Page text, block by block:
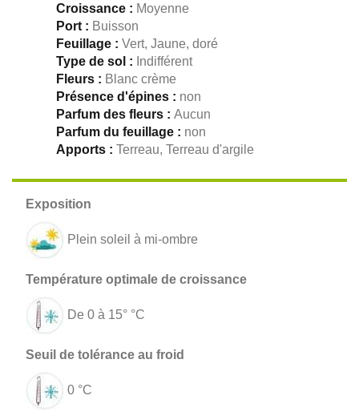
Croissance : Moyenne
Port : Buisson
Feuillage : Vert, Jaune, doré
Type de sol : Indifférent
Fleurs : Blanc crème
Présence d'épines : non
Parfum des fleurs : Aucun
Parfum du feuillage : non
Apports : Terreau, Terreau d'argile
Plein soleil à mi-ombre
De 0 à 15° °C
0 °C